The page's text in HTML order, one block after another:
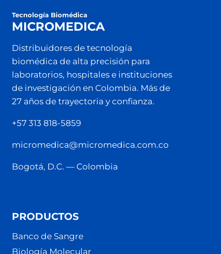
Tecnología Biomédica
MICROMEDICA
Distribuidores de tecnología
biomédica de alta precisión para
laboratorios, hospitales e instituciones
de investigación en Colombia. Más de
27 años de trayectoria y confianza.
+57 313 818-5859
micromedica@micromedica.com.co
Bogotá, D.C. — Colombia
PRODUCTOS
Banco de Sangre
Biología Molecular